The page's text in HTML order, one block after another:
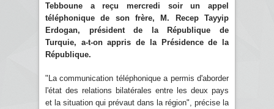
Tebboune a reçu mercredi soir un appel
téléphonique de son frère, M. Recep Tayyip
Erdogan, président de la République de
Turquie, a-t-on appris de la Présidence de la
République.
"La communication téléphonique a permis d'aborder
l'état des relations bilatérales entre les deux pays
et la situation qui prévaut dans la région", précise la